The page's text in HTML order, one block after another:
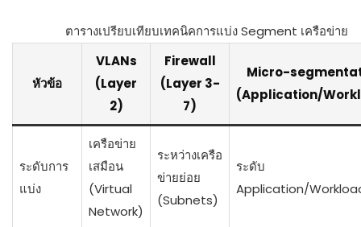
ตารางเปรียบเทียบเทคนิคการแบ่ง Segment เครือข่าย
หัวข้อ
VLANs
(Layer
2)
Firewall
(Layer 3-
7)
Micro-
(Application/
ระดับการ
แบ่ง
เครือข่าย
เสมือน
(Virtual
Network)
ระหว่างเครือ
ข่ายย่อย
(Subnets)
ระดับ
Application/